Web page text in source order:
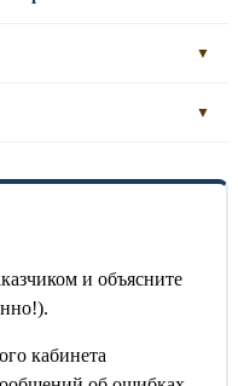
▼
▼
и объясните
кабинета